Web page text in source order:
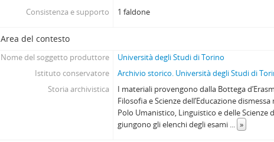
Consistenza e supporto
1 faldone
Area del contesto
Nome del soggetto produttore
Università degli Studi di Torino
Istituto conservatore
Archivio storico. Università degli Studi di
Storia archivistica
I materiali provengono dalla Bottega
Filosofia e Scienze dell’Educazione
Polo Umanistico, Linguistico e delle Scienze
giungono gli elenchi degli esami ... »